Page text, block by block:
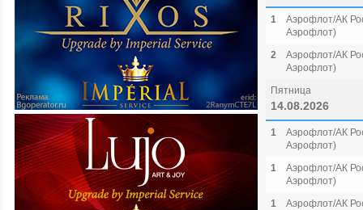
1
Аэрофлот/АК
Аэрофлот)
2
Аэрофлот/АК
Аэрофлот)
Пятница
14.08.2026
1
Аэрофлот/АК
Аэрофлот)
1
Аэрофлот/АК
Аэрофлот)
1
Аэрофлот/АК